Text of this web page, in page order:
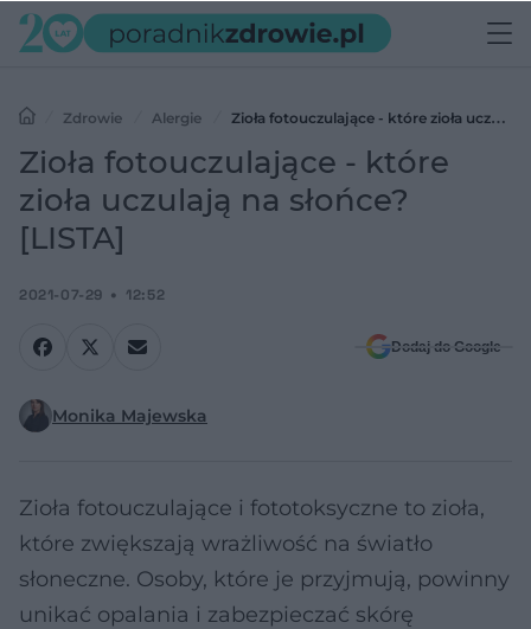
Zdrowie Alergie
Zioła fotouczulające - które zioła uczulają
na słońce? [LISTA]
Zioła fotouczulające - które
zioła uczulają na słońce?
[LISTA]
2021-07-29 12:52
Dodaj do Google
Monika Majewska
Zioła fotouczulające i fototoksyczne to zioła,
które zwiększają wrażliwość na światło
słoneczne. Osoby, które je przyjmują, powinny
unikać opalania i zabezpieczać skórę